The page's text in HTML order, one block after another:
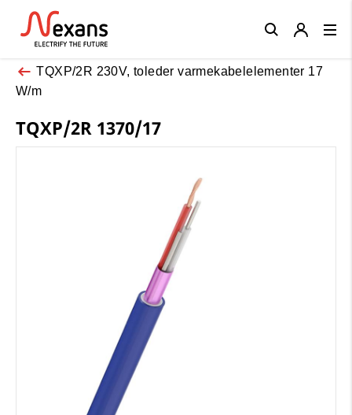
TQXP/2R 230V, toleder varmekabelelementer 17
W/m
TQXP/2R 1370/17
Close